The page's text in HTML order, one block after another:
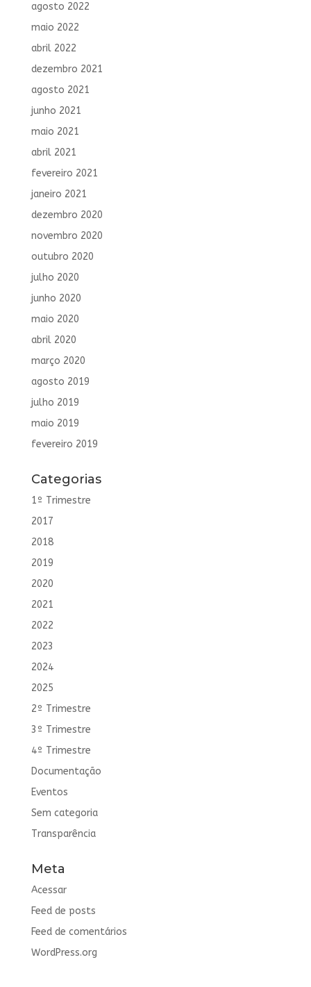
agosto 2022
maio 2022
abril 2022
dezembro 2021
agosto 2021
junho 2021
maio 2021
abril 2021
fevereiro 2021
janeiro 2021
dezembro 2020
novembro 2020
outubro 2020
julho 2020
junho 2020
maio 2020
abril 2020
março 2020
agosto 2019
julho 2019
maio 2019
fevereiro 2019
Categorias
1º Trimestre
2017
2018
2019
2020
2021
2022
2023
2024
2025
2º Trimestre
3º Trimestre
4º Trimestre
Documentação
Eventos
Sem categoria
Transparência
Meta
Acessar
Feed de posts
Feed de comentários
WordPress.org